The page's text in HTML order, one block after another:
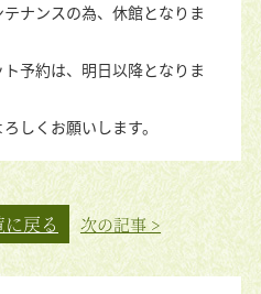
ナンスの為、休館となりま
予約は、明日以降となりま
しくお願いします。
に戻る 次の記事 >